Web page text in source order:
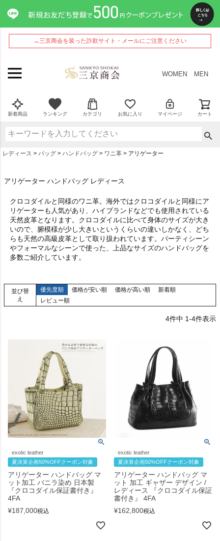
→三京商会を装った詐欺サイト・メールにご注意ください
WOMEN MEN
新着商品 ランキング カテゴリ お気に入り マイページ カート
レディース バッグ ハンドバッグ ワニ革 アリゲーター
アリゲーター ハンドバッグ レディース
クロコダイルと同様のワニ革。海外ではクロコダイルと同様にア
リゲーターも人気があり、ハイブランドなどでも使用されている
天然皮革となります。クロコダイルに比べて身体のサイズが大き
いので、腑模様が少し大きいというくらいの違いしかなく、どち
らも天然の高級皮革として取り扱われています。パーティシーン
やフォーマルなシーンで使った、上品なサイズのハンドバッグを
多数ご紹介しています。
並び替
え
優先度順 価格が安い順 価格が高い順
新着順
レビュー順
4件中 1-4件表示
exotic leather
夏決算企画50%OFFクーポン対象
アリゲーター ハンドバッグ マ
ット加工 バニラ染め 日本製
『クロコダイル保証書付き』
4FA
¥187,000税込
exotic leather
夏決算企画50%OFFクーポン対象
アリゲーター ハンドバッグ マ
ット 加工 ギャザー デザイン /
レディース 『クロコダイル保証
書付き』 4FA
¥162,800税込